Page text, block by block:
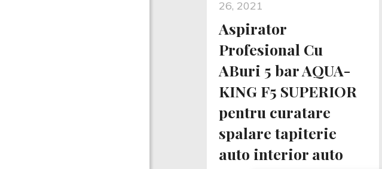
26, 2021
Aspirator
Profesional Cu
ABuri 5 bar AQUA-
KING F5 SUPERIOR
pentru curatare
spalare tapiterie
auto interior auto